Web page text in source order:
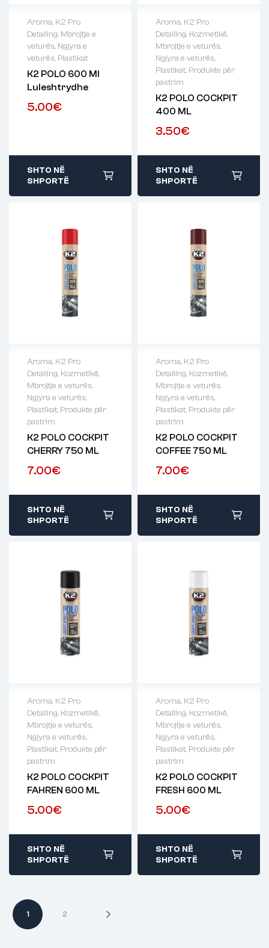
Aroma, K2 Pro
Detailing, Mbrojtje e
veturës, Ngjyra e
veturës, Plastikat
K2 POLO 600 Ml
Luleshtrydhe
5.00€
SHTO NË
SHPORTË
Aroma, K2 Pro
Detailing, Kozmetikë,
Mbrojtje e veturës,
Ngjyra e veturës,
Plastikat, Produkte për
pastrim
K2 POLO COCKPIT
400 ML
3.50€
SHTO NË
SHPORTË
Aroma, K2 Pro
Detailing, Kozmetikë,
Mbrojtje e veturës,
Ngjyra e veturës,
Plastikat, Produkte për
pastrim
K2 POLO COCKPIT
CHERRY 750 ML
7.00€
SHTO NË
SHPORTË
Aroma, K2 Pro
Detailing, Kozmetikë,
Mbrojtje e veturës,
Ngjyra e veturës,
Plastikat, Produkte për
pastrim
K2 POLO COCKPIT
COFFEE 750 ML
7.00€
SHTO NË
SHPORTË
Aroma, K2 Pro
Detailing, Kozmetikë,
Mbrojtje e veturës,
Ngjyra e veturës,
Plastikat, Produkte për
pastrim
K2 POLO COCKPIT
FAHREN 600 ML
5.00€
SHTO NË
SHPORTË
Aroma, K2 Pro
Detailing, Kozmetikë,
Mbrojtje e veturës,
Ngjyra e veturës,
Plastikat, Produkte për
pastrim
K2 POLO COCKPIT
FRESH 600 ML
5.00€
SHTO NË
SHPORTË
1 2